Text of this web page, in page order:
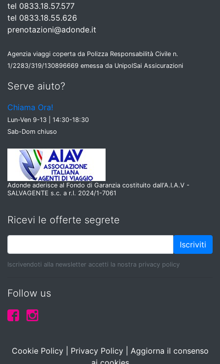
tel 0833.18.57.577
tel 0833.18.55.626
prenotazioni@adonde.it
Agenzia viaggi coperta da Polizza Responsabilità Civile n.
1/2283/319/130896669 emessa da UnipolSai Assicurazioni
Serve aiuto?
Chiama Ora!
Lun-Ven 9-13 | 14:30-18:30
Sab-Dom chiuso
Adonde aderisce al Fondo di Garanzia costituito dall'A.I.A.V -
SALVAGENTE s.c. a r.l. 2024/1-7061
Ricevi le offerte segrete
Iscriviti
Iscrivendoti alla newsletter accetti la nostra privacy policy
Follow us
Cookie Policy| Privacy Policy| Aggiorna il consenso